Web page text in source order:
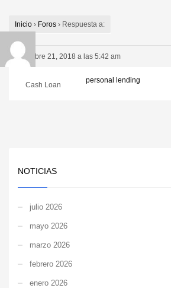
Inicio › Foros › Respuesta a:
diciembre 21, 2018 a las 5:42 am
Cash Loan
personal lending
NOTICIAS
julio 2026
mayo 2026
marzo 2026
febrero 2026
enero 2026